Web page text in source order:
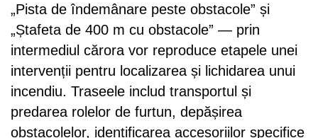
„Pista de îndemânare peste obstacole” și
„Ștafeta de 400 m cu obstacole” — prin
intermediul cărora vor reproduce etapele unei
intervenții pentru localizarea și lichidarea unui
incendiu. Traseele includ transportul și
predarea rolelor de furtun, depășirea
obstacolelor, identificarea accesoriilor specifice